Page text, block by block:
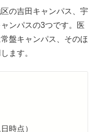
の吉田キャンパス、宇
ンパスの3つです。医
盤キャンパス、そのほ
ます。
時点）